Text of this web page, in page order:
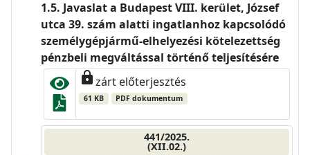
Javaslat a Budapest VIII. kerület, József
utca 39. szám alatti ingatlanhoz kapcsolódó
személygépjármű-elhelyezési kötelezettség
pénzbeli megváltással történő teljesítésére
lockzárt előterjesztés
61 KB PDF dokumentum
441/2025.
(XII.02.)